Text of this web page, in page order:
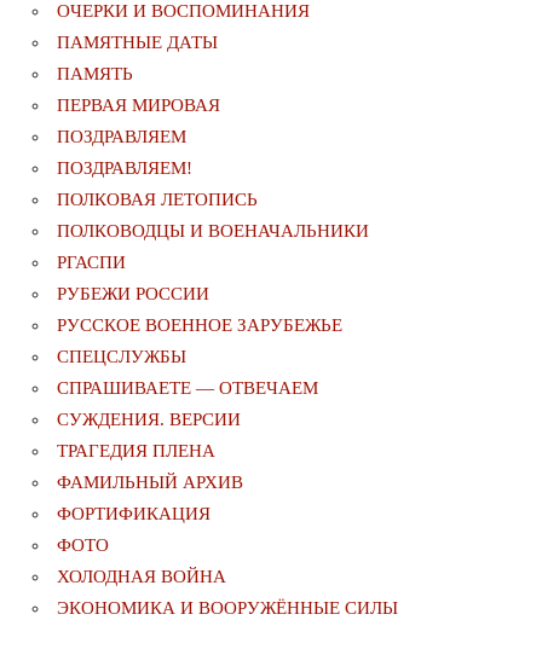
ОЧЕРКИ И ВОСПОМИНАНИЯ
ПАМЯТНЫЕ ДАТЫ
ПАМЯТЬ
ПЕРВАЯ МИРОВАЯ
ПОЗДРАВЛЯЕМ
ПОЗДРАВЛЯЕМ!
ПОЛКОВАЯ ЛЕТОПИСЬ
ПОЛКОВОДЦЫ И ВОЕНАЧАЛЬНИКИ
РГАСПИ
РУБЕЖИ РОССИИ
РУССКОЕ ВОЕННОЕ ЗАРУБЕЖЬЕ
СПЕЦСЛУЖБЫ
СПРАШИВАЕТЕ — ОТВЕЧАЕМ
СУЖДЕНИЯ. ВЕРСИИ
ТРАГЕДИЯ ПЛЕНА
ФАМИЛЬНЫЙ АРХИВ
ФОРТИФИКАЦИЯ
ФОТО
ХОЛОДНАЯ ВОЙНА
ЭКОНОМИКА И ВООРУЖЁННЫЕ СИЛЫ